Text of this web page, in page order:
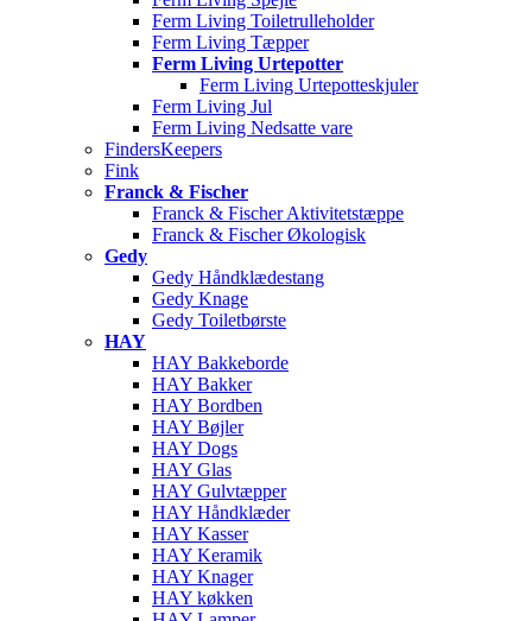
Ferm Living Toiletrulleholder
Ferm Living Tæpper
Ferm Living Urtepotter
Ferm Living Urtepotteskjuler
Ferm Living Jul
Ferm Living Nedsatte vare
FindersKeepers
Fink
Franck & Fischer
Franck & Fischer Aktivitetstæppe
Franck & Fischer Økologisk
Gedy
Gedy Håndklædestang
Gedy Knage
Gedy Toiletbørste
HAY
HAY Bakkeborde
HAY Bakker
HAY Bordben
HAY Bøjler
HAY Dogs
HAY Glas
HAY Gulvtæpper
HAY Håndklæder
HAY Kasser
HAY Keramik
HAY Knager
HAY køkken